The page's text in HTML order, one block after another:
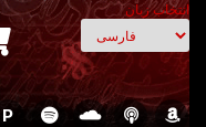
انتخاب زبان
P